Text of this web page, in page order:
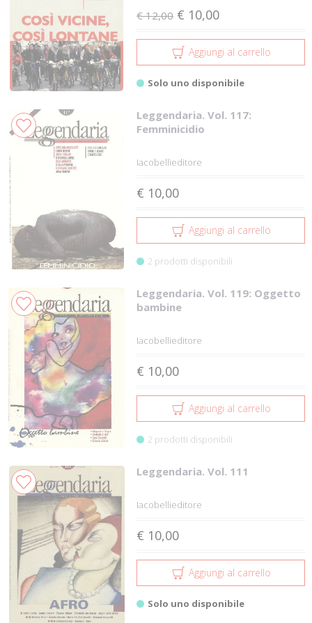
€ 12,00 € 10,00
Aggiungi al carrello
Solo uno disponibile
Leggendaria. Vol. 117:
Femminicidio
Iacobellieditore
€ 10,00
Aggiungi al carrello
2 prodotti disponibili
Leggendaria. Vol. 119: Oggetto
bambine
Iacobellieditore
€ 10,00
Aggiungi al carrello
2 prodotti disponibili
Leggendaria. Vol. 111
Iacobellieditore
€ 10,00
Aggiungi al carrello
Solo uno disponibile